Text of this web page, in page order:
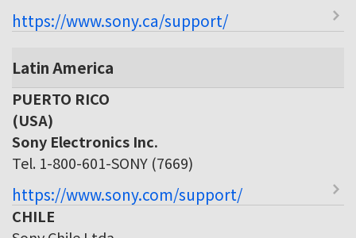
https://www.sony.ca/support/
Latin America
PUERTO RICO
(USA)
Sony Electronics Inc.
Tel. 1-800-601-SONY (7669)
https://www.sony.com/support/
CHILE